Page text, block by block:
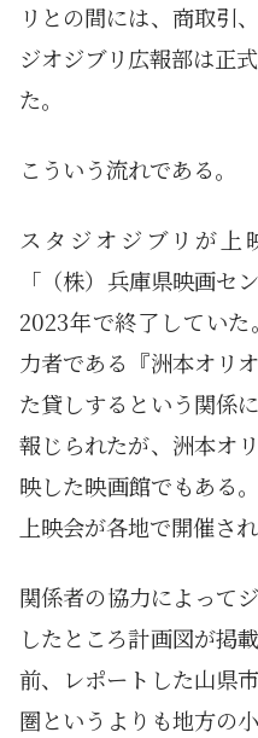
リとの間には、商取引
ジオジブリ広報部は正
た。
こういう流れである。
スタジオジブリが上
「（株）兵庫県映画セ
2023年で終了してい
力者である『洲本オリ
た貸しするという関係
報じられたが、洲本オ
映した映画館でもある
上映会が各地で開催され
関係者の協力によって
したところ計画図が掲
前、レポートした山県
圏というよりも地方の